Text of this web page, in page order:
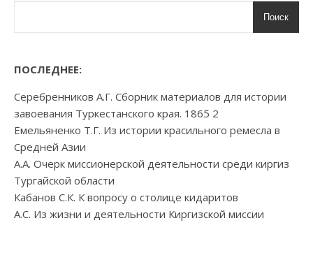
Поиск
ПОСЛЕДНЕЕ:
Серебренников А.Г. Сборник материалов для истории
завоевания Туркестанского края. 1865 2
Емельяненко Т.Г. Из истории красильного ремесла в
Средней Азии
А.А. Очерк миссионерской деятельности среди киргиз
Тургайской области
Кабанов С.К. К вопросу о столице кидаритов
А.С. Из жизни и деятельности Киргизской миссии